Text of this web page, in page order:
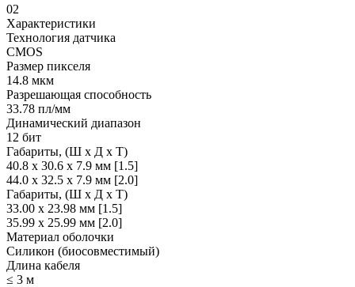
02
Характеристики
Технология датчика
CMOS
Размер пикселя
14.8 мкм
Разрешающая способность
33.78 пл/мм
Динамический диапазон
12 бит
Габариты, (Ш x Д x Т)
40.8 x 30.6 x 7.9 мм [1.5]
44.0 x 32.5 x 7.9 мм [2.0]
Габариты, (Ш x Д x Т)
33.00 x 23.98 мм [1.5]
35.99 x 25.99 мм [2.0]
Материал оболочки
Силикон (биосовместимый)
Длина кабеля
≤ 3 м